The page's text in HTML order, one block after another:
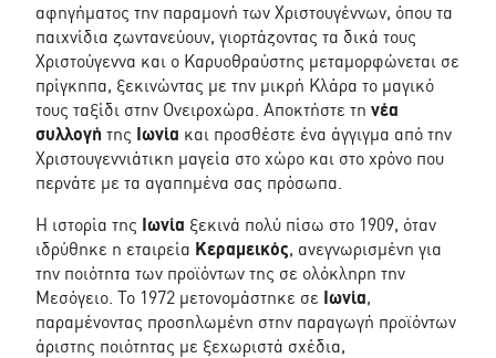
αφηγήματος την παραμονή των Χριστουγέννων, όπου τα
παιχνίδια ζωντανεύουν, γιορτάζοντας τα δικά τους
Χριστούγεννα και ο Καρυοθραύστης μεταμορφώνεται σε
πρίγκηπα, ξεκινώντας με την μικρή Κλάρα το μαγικό
τους ταξίδι στην Ονειροχώρα. Αποκτήστε τη νέα
συλλογή της Ιωνία και προσθέστε ένα άγγιγμα από την
Χριστουγεννιάτικη μαγεία στο χώρο και στο χρόνο που
περνάτε με τα αγαπημένα σας πρόσωπα.
Η ιστορία της Ιωνία ξεκινά πολύ πίσω στο 1909, όταν
ιδρύθηκε η εταιρεία Κεραμεικός, ανεγνωρισμένη για
την ποιότητα των προϊόντων της σε ολόκληρη την
Μεσόγειο. Το 1972 μετονομάστηκε σε Ιωνία,
παραμένοντας προσηλωμένη στην παραγωγή προϊόντων
άριστης ποιότητας με ξεχωριστά σχέδια,